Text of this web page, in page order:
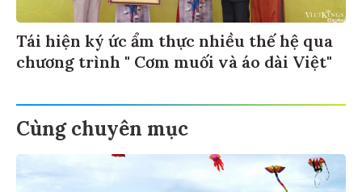
Tái hiện ký ức ẩm thực nhiều thế hệ qua
chương trình " Cơm muối và áo dài Việt"
Cùng chuyên mục